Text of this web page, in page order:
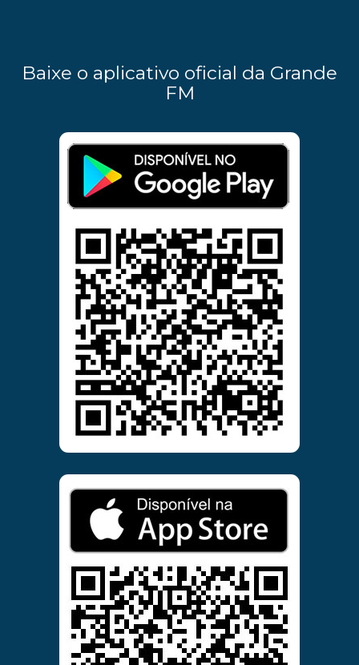
Baixe o aplicativo oficial da Grande
FM